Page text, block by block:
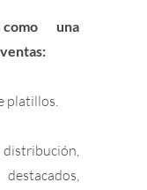
una
platillos.